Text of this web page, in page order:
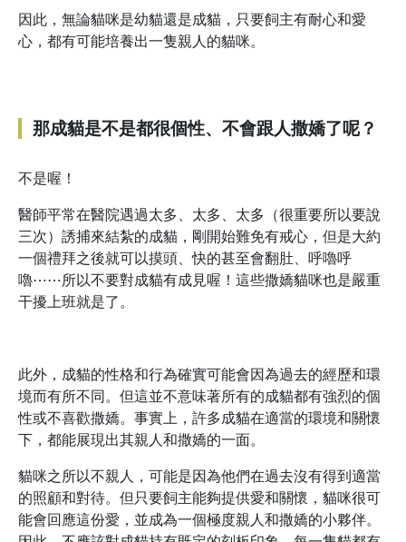
因此，無論貓咪是幼貓還是成貓，只要飼主有耐心和愛
心，都有可能培養出一隻親人的貓咪。
那成貓是不是都很個性、不會跟人撒嬌了呢？
不是喔！
醫師平常在醫院遇過太多、太多、太多（很重要所以要說
三次）誘捕來結紮的成貓，剛開始難免有戒心，但是大約
一個禮拜之後就可以摸頭、快的甚至會翻肚、呼嚕呼
嚕⋯⋯所以不要對成貓有成見喔！這些撒嬌貓咪也是嚴重
干擾上班就是了。
此外，成貓的性格和行為確實可能會因為過去的經歷和環
境而有所不同。但這並不意味著所有的成貓都有強烈的個
性或不喜歡撒嬌。事實上，許多成貓在適當的環境和關懷
下，都能展現出其親人和撒嬌的一面。
貓咪之所以不親人，可能是因為他們在過去沒有得到適當
的照顧和對待。但只要飼主能夠提供愛和關懷，貓咪很可
能會回應這份愛，並成為一個極度親人和撒嬌的小夥伴。